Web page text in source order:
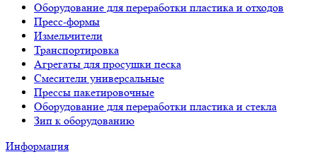
Оборудование для переработки пластика и отходов
Пресс-формы
Измельчители
Транспортировка
Агрегаты для просушки песка
Смесители универсальные
Прессы пакетировочные
Оборудование для переработки пластика и стекла
Зип к оборудованию
Информация